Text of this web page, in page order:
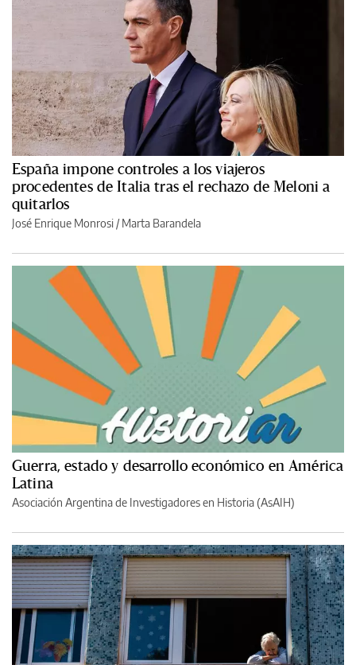
España impone controles a los viajeros
procedentes de Italia tras el rechazo de Meloni a
quitarlos
José Enrique Monrosi / Marta Barandela
Guerra, estado y desarrollo económico en América
Latina
Asociación Argentina de Investigadores en Historia (AsAIH)